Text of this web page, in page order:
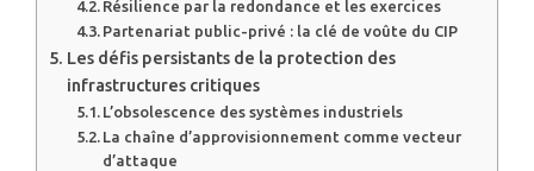
Résilience par la redondance et les exercices
Partenariat public-privé : la clé de voûte du CIP
Les défis persistants de la protection des
infrastructures critiques
L’obsolescence des systèmes industriels
La chaîne d’approvisionnement comme vecteur
d’attaque